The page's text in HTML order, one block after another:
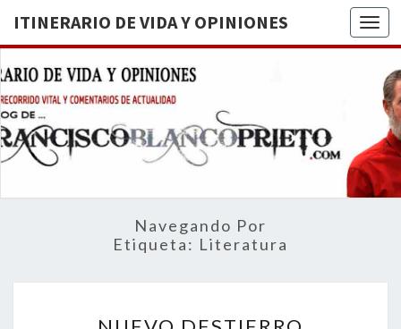
ITINERARIO DE VIDA Y OPINIONES
DE
BREVE
RECORRIDO
VITAL Y
ACTUALIDAD
Navegando Por
Etiqueta: Literatura